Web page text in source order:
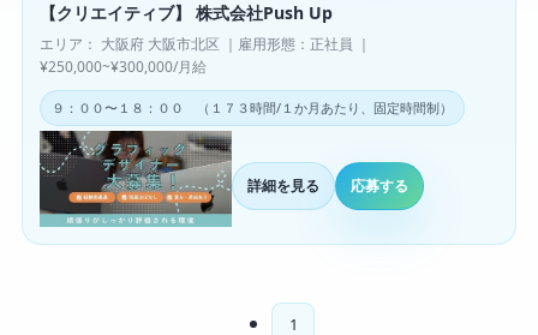
【クリエイティブ】 株式会社Push Up
エリア： 大阪府 大阪市北区 ｜雇用形態：正社員 ｜
¥250,000~¥300,000/月給
９：００〜１８：００ （１７３時間/１か月あたり、固定時間制）
詳細を見る 応募する
1